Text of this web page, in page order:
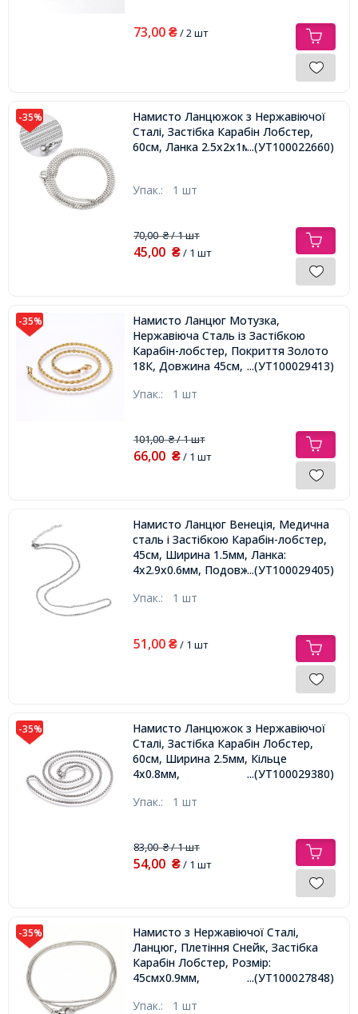
73,00 ₴/ 2 шт
-35%
Намисто Ланцюжок з Нержавіючої
Сталі, Застібка Карабін Лобстер,
60см, Ланка 2.5x2x1мм,...(УТ100022660)
Упак.: 1 шт
70,00₴/ 1 шт
45,00 ₴/ 1 шт
-35%
Намисто Ланцюг Мотузка,
Нержавіюча Сталь із Застібкою
Карабін-лобстер, Покриття Золото
18К, Довжина 45см, Ширина 2мм,
...(УТ100029413)
Упак.: 1 шт
101,00₴/ 1 шт
66,00 ₴/ 1 шт
Намисто Ланцюг Венеція, Медична
сталь і Застібкою Карабін-лобстер,
45см, Ширина 1.5мм, Ланка:
4х2.9х0.6мм, Подовжувач 5см,
...(УТ100029405)
Упак.: 1 шт
51,00 ₴/ 1 шт
-35%
Намисто Ланцюжок з Нержавіючої
Сталі, Застібка Карабін Лобстер,
60см, Ширина 2.5мм, Кільце
4х0.8мм,
...(УТ100029380)
Упак.: 1 шт
83,00₴/ 1 шт
54,00 ₴/ 1 шт
-35%
Намисто з Нержавіючої Сталі,
Ланцюг, Плетіння Снейк, Застібка
Карабін Лобстер, Розмір:
45смх0.9мм,
...(УТ100027848)
Упак.: 1 шт